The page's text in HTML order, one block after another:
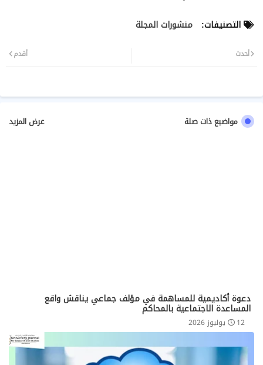
التصنيفات: منشورات المجلة
أحدث أقدم
مواضيع ذات صلة عرض المزيد
دعوة أكاديمية للمساهمة في مؤلف جماعي يناقش واقع
المساعدة الاجتماعية بالمحاكم
12 يوليوز 2026